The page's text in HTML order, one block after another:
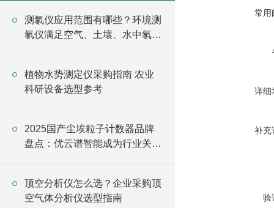
常用
详细
补充
验
测氡仪应用范围有哪些？环境测
氡仪满足空气、土壤、水中氡检
植物水势测定仪采购指南 农业
科研设备选型参考
2025国产尘埃粒子计数器品牌
盘点：优云谱智能成为行业关注
顶空分析仪怎么选？企业采购顶
空气体分析仪选型指南